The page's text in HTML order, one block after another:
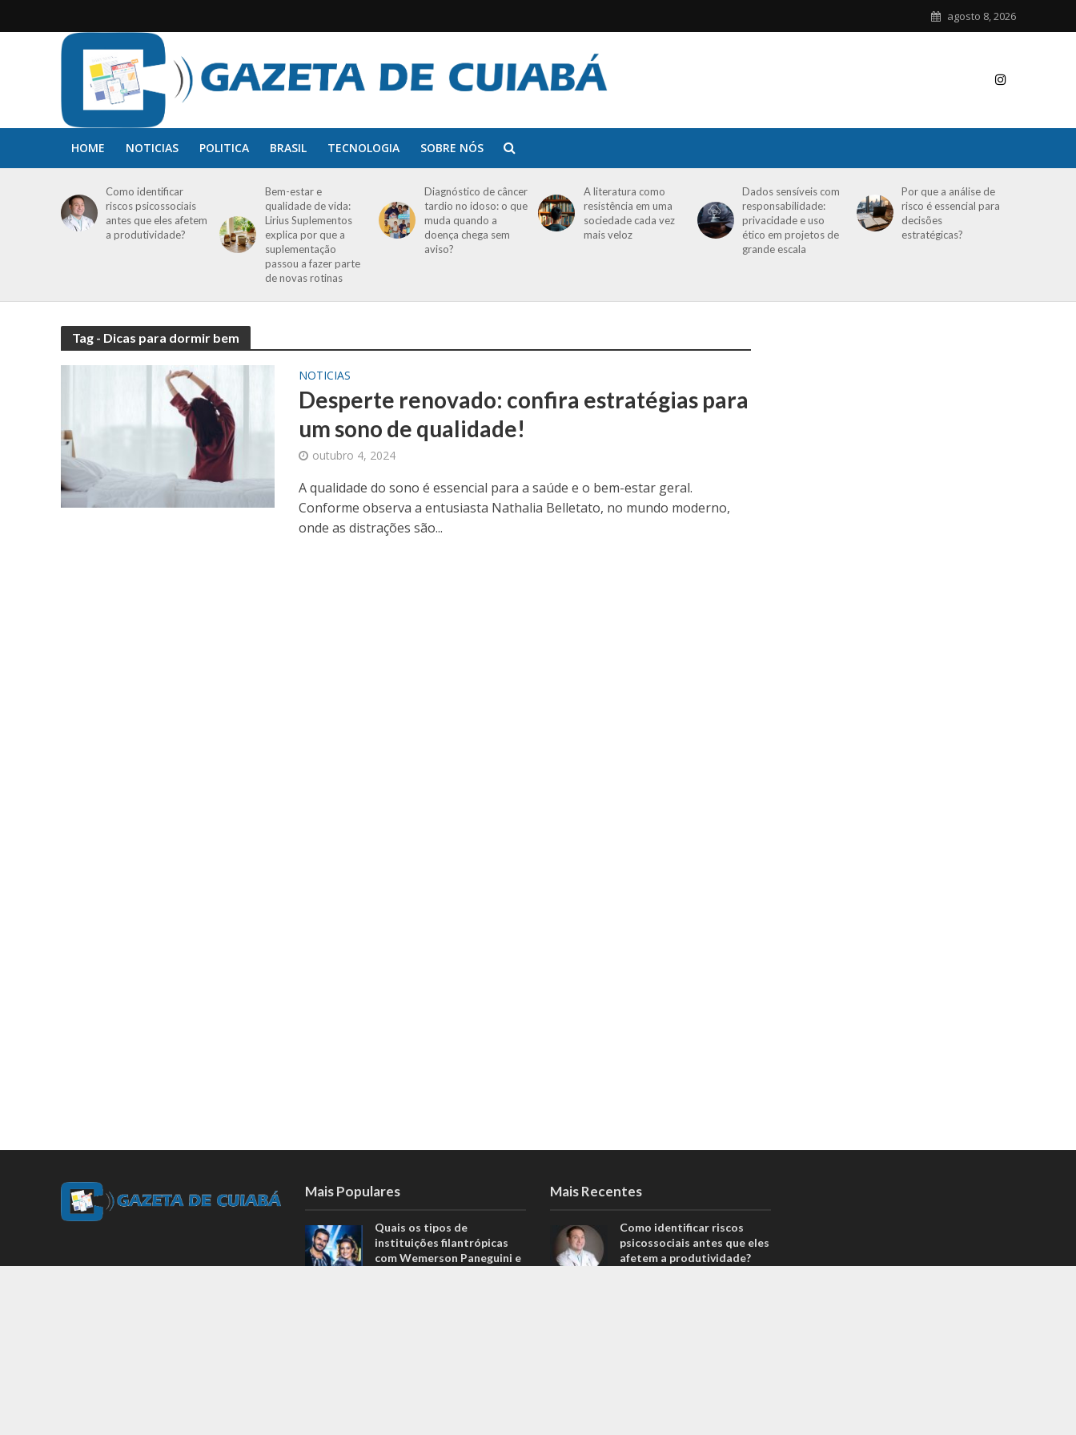
agosto 8, 2026
HOME NOTICIAS POLITICA BRASIL TECNOLOGIA SOBRE NÓS
Como identificar
riscos psicossociais
antes que eles afetem
a produtividade?
Bem-estar e
qualidade de vida:
Lirius Suplementos
explica por que a
suplementação
passou a fazer parte
de novas rotinas
Diagnóstico de câncer
tardio no idoso: o que
muda quando a
doença chega sem
aviso?
A literatura como
resistência em uma
sociedade cada vez
mais veloz
Dados sensíveis com
responsabilidade:
privacidade e uso
ético em projetos de
grande escala
Por que a análise de
risco é essencial para
decisões
estratégicas?
Tag - Dicas para dormir bem
NOTICIAS
Desperte renovado: confira estratégias para
um sono de qualidade!
outubro 4, 2024
A qualidade do sono é essencial para a saúde e o bem-estar geral.
Conforme observa a entusiasta Nathalia Belletato, no mundo moderno,
onde as distrações são...
Mais Populares
Quais os tipos de
instituições filantrópicas
com Wemerson Paneguini e
Mais Recentes
Como identificar riscos
psicossociais antes que eles
afetem a produtividade?